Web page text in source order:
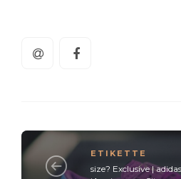
ETIKETTE
size? Exclusive |